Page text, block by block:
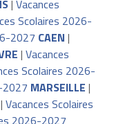
| Vacances
Scolaires 2026-
2027 CAEN |
| Vacances
Scolaires 2026-
2027 MARSEILLE |
| Vacances Scolaires
2026-2027